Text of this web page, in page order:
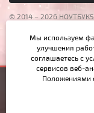
© 2014 – 2026
материалы и цены на
определяемой Ст.437
Мы используем
улучшения
соглашаетесь с
сервисов веб-
Положениями